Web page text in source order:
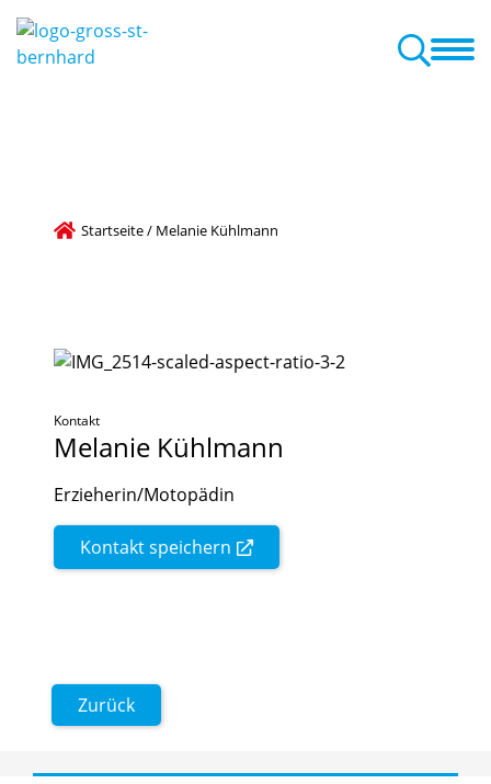
SchließtageKita-ABC
Startseite/ Melanie Kühlmann
Kontakt
Melanie Kühlmann
Erzieherin/Motopädin
Kontakt speichern
Zurück